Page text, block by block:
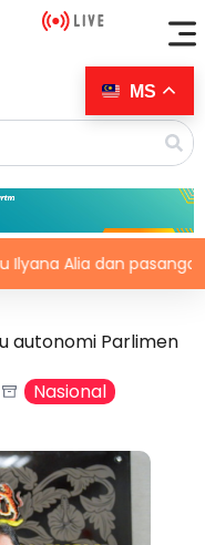
Alia dan pasangan
autonomi Parlimen
Nasional
MS